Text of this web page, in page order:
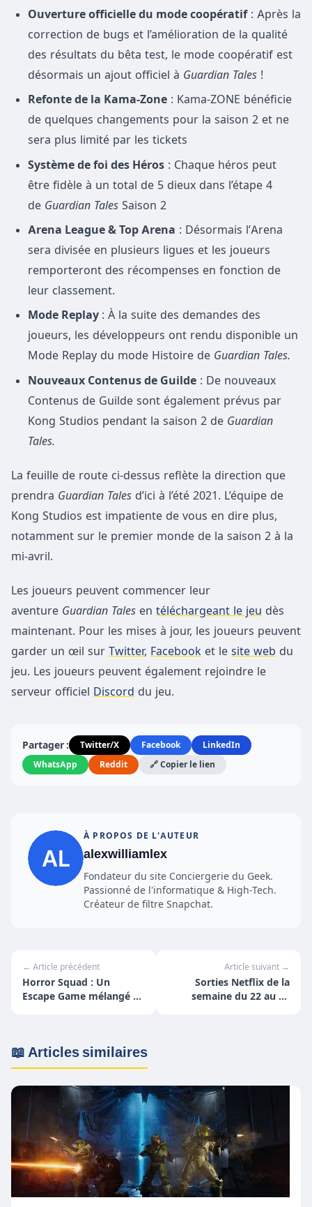
Ouverture officielle du mode coopératif: Après la
correction de bugs et l’amélioration de la qualité
des résultats du bêta test, le mode coopératif est
désormais un ajout officiel à Guardian Tales !
Refonte de la Kama-Zone : Kama-ZONE bénéficie
de quelques changements pour la saison 2 et ne
sera plus limité par les tickets
Système de foi des Héros : Chaque héros peut
être fidèle à un total de 5 dieux dans l’étape 4
de Guardian Tales Saison 2
Arena League & Top Arena : Désormais l’Arena
sera divisée en plusieurs ligues et les joueurs
remporteront des récompenses en fonction de
leur classement.
Mode Replay : À la suite des demandes des
joueurs, les développeurs ont rendu disponible un
Mode Replay du mode Histoire de Guardian Tales.
Nouveaux Contenus de Guilde : De nouveaux
Contenus de Guilde sont également prévus par
Kong Studios pendant la saison 2 de Guardian
Tales.
La feuille de route ci-dessus reflète la direction que
prendra Guardian Tales d’ici à l’été 2021. L’équipe de
Kong Studios est impatiente de vous en dire plus,
notamment sur le premier monde de la saison 2 à la
mi-avril.
Les joueurs peuvent commencer leur
aventure Guardian Tales en téléchargeant le jeu dès
maintenant. Pour les mises à jour, les joueurs peuvent
garder un œil sur Twitter, Facebook et le site web du
jeu. Les joueurs peuvent également rejoindre le
serveur officiel Discord du jeu.
Partager : Twitter/X Facebook
LinkedIn
WhatsApp
Reddit 🔗 Copier le lien
À PROPOS DE L'AUTEUR
alexwilliamlex
Fondateur du site Conciergerie du Geek.
Passionné de l'informatique & High-Tech.
Créateur de filtre Snapchat.
← Article précédent
Horror Squad : Un
Escape Game mélangé à
Article suivant →
Sorties Netflix de la
semaine du 22 au 28
📖 Articles similaires